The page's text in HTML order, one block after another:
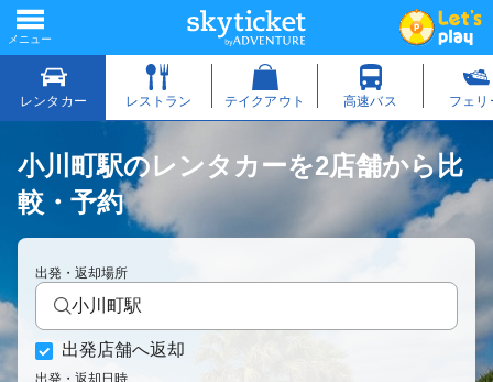
小川町駅のレンタカーを2店舗から比
較・予約
出発・返却場所
小川町駅
出発店舗へ返却
出発・返却日時